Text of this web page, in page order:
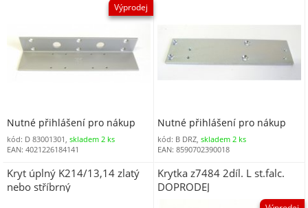
Výprodej
Nutné přihlášení pro nákup
kód: D 83001301, skladem 2 ks
EAN: 4021226184141
Nutné přihlášení pro nákup
kód: B DRZ,skladem 2 ks
EAN: 8590702390018
Kryt úplný K214/13,14 zlatý
nebo stříbrný
Krytka z7484 2díl. L st.falc.
DOPRODEJ